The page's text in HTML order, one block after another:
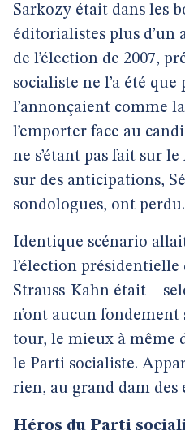
Sarkozy était dans les
éditorialistes plus d’un
de l’élection de 2007,
socialiste ne l’a été que
l’annonçaient comme
l’emporter face au
ne s’étant pas fait sur
sur des anticipations,
sondologues, ont perdu.
Identique scénario
l’élection présidentielle
Strauss-Kahn était –
n’ont aucun
tour, le mieux à même
le Parti socialiste.
rien, au grand dam des
Héros du Parti